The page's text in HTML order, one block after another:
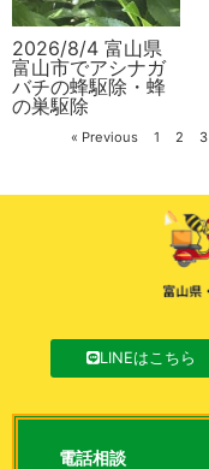
2026/8/4 富山県
富山市でアシナガ
バチの蜂駆除・蜂
の巣駆除
« Previous 1 2 3
LINEはこちら
電話相談